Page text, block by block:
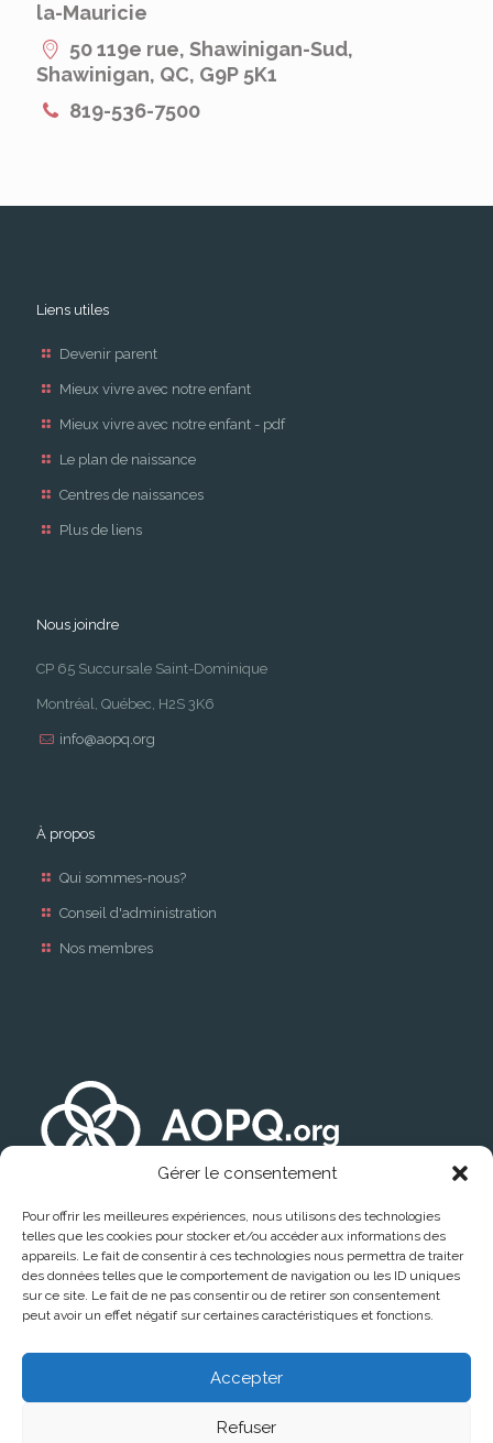
Gérer le consentement
Pour offrir les meilleures expériences, nous utilisons des technologies
telles que les cookies pour stocker et/ou accéder aux informations des
appareils. Le fait de consentir à ces technologies nous permettra de traiter
des données telles que le comportement de navigation ou les ID uniques
sur ce site. Le fait de ne pas consentir ou de retirer son consentement
peut avoir un effet négatif sur certaines caractéristiques et fonctions.
Accepter
Refuser
la-Mauricie
50 119e rue, Shawinigan-Sud,
Shawinigan, QC, G9P 5K1
819-536-7500
Liens utiles
Devenir parent
Mieux vivre avec notre enfant
Mieux vivre avec notre enfant - pdf
Le plan de naissance
Centres de naissances
Plus de liens
Nous joindre
CP 65 Succursale Saint-Dominique
Montréal, Québec, H2S 3K6
info@aopq.org
À propos
Qui sommes-nous?
Conseil d'administration
Nos membres